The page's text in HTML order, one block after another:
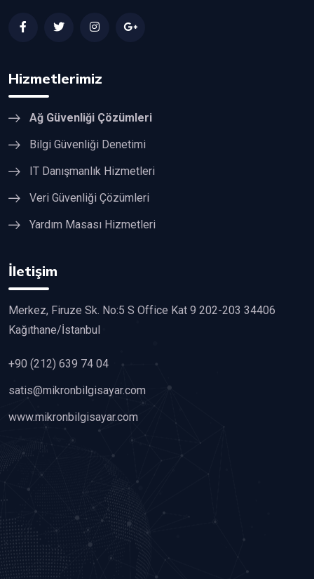
Hizmetlerimiz
Ağ Güvenliği Çözümleri
Bilgi Güvenliği Denetimi
IT Danışmanlık Hizmetleri
Veri Güvenliği Çözümleri
Yardım Masası Hizmetleri
İletişim
Merkez, Firuze Sk. No:5 S Office Kat 9 202-203 34406
Kağıthane/İstanbul
+90 (212) 639 74 04
satis@mikronbilgisayar.com
www.mikronbilgisayar.com